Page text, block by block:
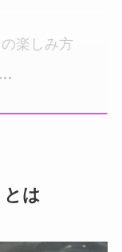
楽しみ方
とは